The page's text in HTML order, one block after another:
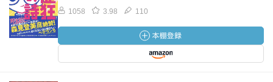
1058 3.98 110